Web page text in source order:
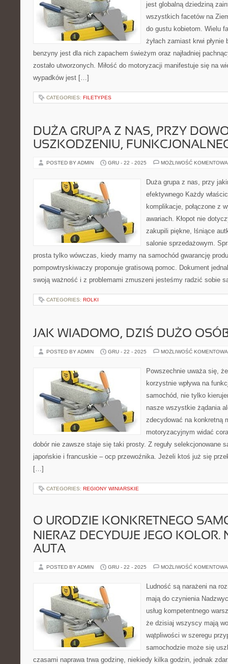
jest globalną dziedziną
wszystkich facetów na
do gustu kobietom. Wielu
żyłach zamiast krwi
benzyny jest dla nich zapachem świeżym oraz najładniej
zostało utworzonych. Miłość do motoryzacji manifestuje się na
wypadków jest […]
CATEGORIES: FILETYPES
DUŻA GRUPA Z NAS, PRZY
USZKODZENIU,
POSTED BY ADMIN GRU - 22 - 2025 MOŻLIWOŚĆ
Duża grupa z nas, przy
efektywnego Każdy
komplikacje, połączone z
awariach. Kłopot nie
zakupili piękne, lśniące
salonie sprzedażowym.
prosta tylko wówczas, kiedy mamy na samochód gwarancję
pompowtryskiwaczy proponuje gratisową pomoc. Dokument
swoją ważność i z problemami zmuszeni jesteśmy radzić sobie
CATEGORIES: ROLKI
JAK WIADOMO, DZIŚ DUŻO
POSTED BY ADMIN GRU - 22 - 2025 MOŻLIWOŚĆ
Powszechnie uważa się,
korzystnie wpływa na
samochód, nie tylko
nasze wszystkie żądania
zdecydować na konkretną
motoryzacyjnym widać
dobór nie zawsze staje się taki prosty. Z reguły selekcjonowane
japońskie i francuskie – ocp przewoźnika. Jeżeli ktoś już się
[…]
CATEGORIES: REGIONY WINIARSKIE
O URODZIE KONKRETNEGO
NIERAZ DECYDUJE JEGO KOLOR.
AUTA
POSTED BY ADMIN GRU - 22 - 2025 MOŻLIWOŚĆ
Ludność są narażeni na
mają do czynienia
usług kompetentnego
że dzisiaj wszyscy mają
wątpliwości w szeregu
samochodzie może się
czasami naprawa trwa godzinę, niekiedy kilka godzin, jednak